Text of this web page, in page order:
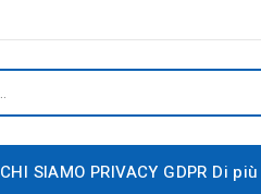
CHI SIAMO PRIVACY GDPR Di più